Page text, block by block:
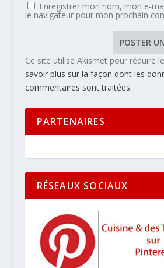
Enregistrer mon nom, mon e-
le navigateur pour mon prochain
Ce site utilise Akismet pour réduire
savoir plus sur la façon dont les
commentaires sont traitées.
PARTENAIRES
RÉSEAUX SOCIAUX